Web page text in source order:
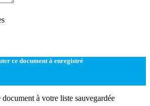
ce document à enregistré
à votre liste sauvegardée